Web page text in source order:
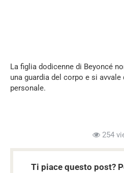
La figlia dodicenne di Beyoncé
una guardia del corpo e si
personale.
254
Ti piace questo post?